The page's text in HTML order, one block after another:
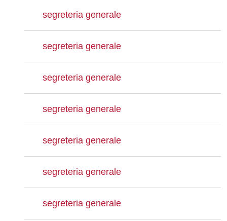
segreteria generale
segreteria generale
segreteria generale
segreteria generale
segreteria generale
segreteria generale
segreteria generale